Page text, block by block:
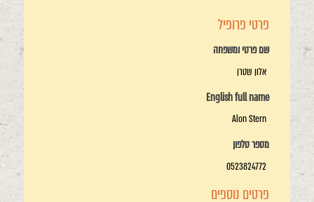
פרטי פרופיל
שם פרטי ומשפחה
אלון שטרן
English full name
Alon Stern
מספר טלפון
0523824772
פרטים נוספים